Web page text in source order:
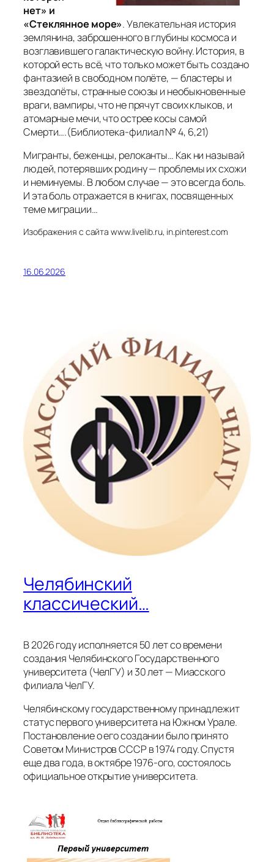
нет» и
«Стеклянное море». Увлекательная история
землянина, заброшенного в глубины космоса и
возглавившего галактическую войну. История, в
которой есть всё, что только может быть создано
фантазией в свободном полёте, — бластеры и
звездолёты, странные союзы и необыкновенные
враги, вампиры, что не прячут своих клыков, и
атомарные мечи, что острее косы самой
Смерти….(Библиотека-филиал № 4, 6,21)
Мигранты, беженцы, релоканты… Как ни называй
людей, потерявших родину — проблемы их схожи
и неминуемы. В любом случае — это всегда боль.
И эта боль отражается в книгах, посвященных
теме миграции…
Изображения с сайта www.livelib.ru, in.pinterest.com
16.06.2026
Челябинский
классический…
В 2026 году исполняется 50 лет со времени
создания Челябинского Государственного
университета (ЧелГУ) и 30 лет — Миасского
филиала ЧелГУ.
Челябинскому государственному принадлежит
статус первого университета на Южном Урале.
Постановление о его создании было принято
Советом Министров СССР в 1974 году. Спустя
еще два года, в октябре 1976-ого, состоялось
официальное открытие университета.